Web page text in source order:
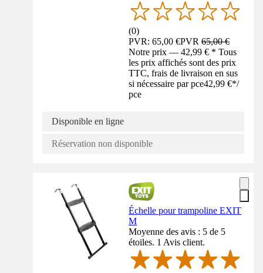
(0)
PVR: 65,00 €PVR65,00 €
Notre prix — 42,99 € * Tous
les prix affichés sont des prix
TTC, frais de livraison en sus
si nécessaire par pce42,99 €*/
pce
Disponible en ligne
Réservation non disponible
Échelle pour trampoline EXIT
M
Moyenne des avis : 5 de 5
étoiles. 1 Avis client.